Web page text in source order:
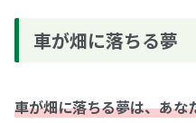
車が畑に落ちる夢
車が畑に落ちる夢は、あな